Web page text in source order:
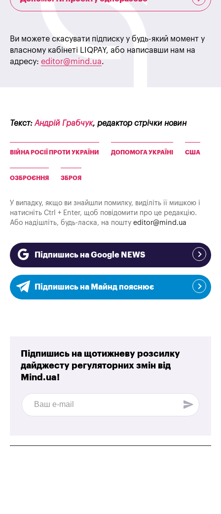
Ви можете скасувати підписку у будь-який момент у
власному кабінеті LIQPAY, або написавши нам на
адресу: editor@mind.ua.
Текст:Андрій Грабчук, редактор стрічки новин
ВІЙНА РОСІЇ ПРОТИ УКРАЇНИ ДОПОМОГА УКРАЇНІ США
ОЗБРОЄННЯ ЗБРОЯ
У випадку, якщо ви знайшли помилку, виділіть її мишкою і
натисніть Ctrl + Enter, щоб повідомити про це редакцію.
Або надішліть, будь-ласка, на пошту editor@mind.ua
Підпишись на Google NEWS
Підпишись на Майнд пояснює
Підпишись на щотижневу розсилку
дайджесту регуляторних змін від
Mind.ua!